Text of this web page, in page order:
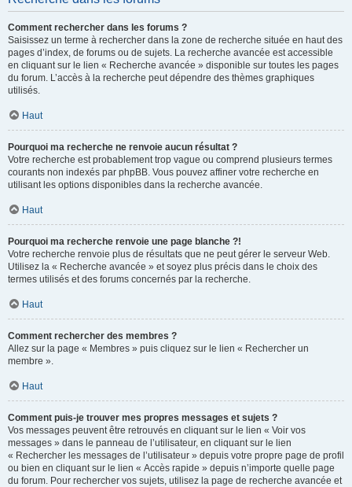
Comment rechercher dans les forums ?
Saisissez un terme à rechercher dans la zone de recherche située en haut des
pages d’index, de forums ou de sujets. La recherche avancée est accessible
en cliquant sur le lien « Recherche avancée » disponible sur toutes les pages
du forum. L’accès à la recherche peut dépendre des thèmes graphiques
utilisés.
Haut
Pourquoi ma recherche ne renvoie aucun résultat ?
Votre recherche est probablement trop vague ou comprend plusieurs termes
courants non indexés par phpBB. Vous pouvez affiner votre recherche en
utilisant les options disponibles dans la recherche avancée.
Haut
Pourquoi ma recherche renvoie une page blanche ?!
Votre recherche renvoie plus de résultats que ne peut gérer le serveur Web.
Utilisez la « Recherche avancée » et soyez plus précis dans le choix des
termes utilisés et des forums concernés par la recherche.
Haut
Comment rechercher des membres ?
Allez sur la page « Membres » puis cliquez sur le lien « Rechercher un
membre ».
Haut
Comment puis-je trouver mes propres messages et sujets ?
Vos messages peuvent être retrouvés en cliquant sur le lien « Voir vos
messages » dans le panneau de l’utilisateur, en cliquant sur le lien
« Rechercher les messages de l’utilisateur » depuis votre propre page de profil
ou bien en cliquant sur le lien « Accès rapide » depuis n’importe quelle page
du forum. Pour rechercher vos sujets, utilisez la page de recherche avancée et